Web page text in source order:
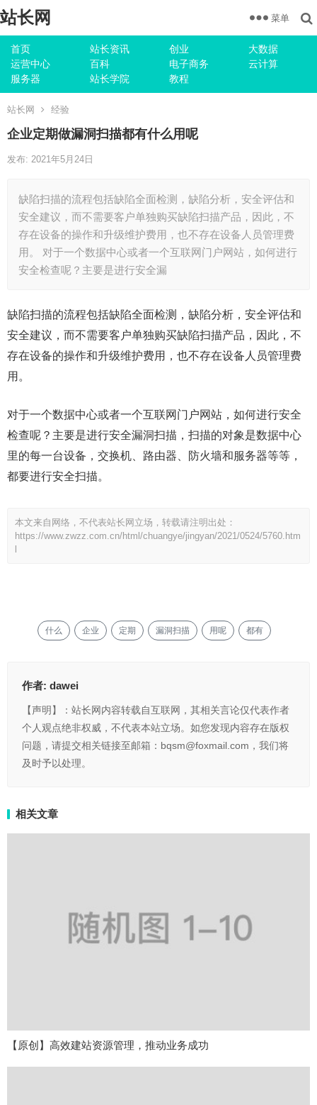
站长网
首页 站长资讯 创业
大数据
运营中心
百科 电子商务
云计算
服务器
站长学院 教程
菜单
站长网 经验
企业定期做漏洞扫描都有什么用呢
发布: 2021年5月24日
缺陷扫描的流程包括缺陷全面检测，缺陷分析，安全评估和
安全建议，而不需要客户单独购买缺陷扫描产品，因此，不
存在设备的操作和升级维护费用，也不存在设备人员管理费
用。 对于一个数据中心或者一个互联网门户网站，如何进行
安全检查呢？主要是进行安全漏
缺陷扫描的流程包括缺陷全面检测，缺陷分析，安全评估和
安全建议，而不需要客户单独购买缺陷扫描产品，因此，不
存在设备的操作和升级维护费用，也不存在设备人员管理费
用。
对于一个数据中心或者一个互联网门户网站，如何进行安全
检查呢？主要是进行安全漏洞扫描，扫描的对象是数据中心
里的每一台设备，交换机、路由器、防火墙和服务器等等，
都要进行安全扫描。
本文来自网络，不代表站长网立场，转载请注明出处：
https://www.zwzz.com.cn/html/chuangye/jingyan/2021/0524/5760.htm
什么 企业 定期 漏洞扫描 用呢 都有
作者: dawei
【声明】：站长网内容转载自互联网，其相关言论仅代表作者
个人观点绝非权威，不代表本站立场。如您发现内容存在版权
问题，请提交相关链接至邮箱：bqsm@foxmail.com，我们将
及时予以处理。
相关文章
【原创】高效建站资源管理，推动业务成功